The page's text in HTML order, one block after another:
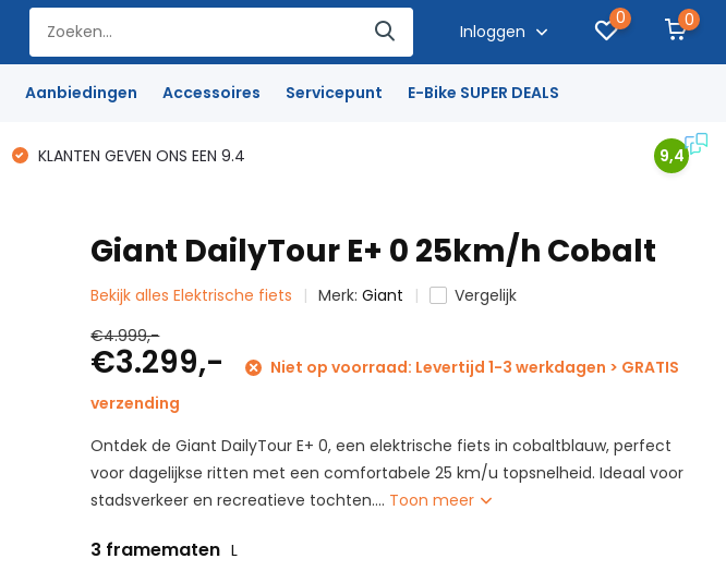
Inloggen
0 0
Aanbiedingen Accessoires Servicepunt E-Bike SUPER DEALS
KLANTEN GEVEN ONS EEN 9.4 9,4
Giant DailyTour E+ 0 25km/h Cobalt
Bekijk alles Elektrische fiets Merk:Giant
Vergelijk
€4.999,-
€3.299,-
Niet op voorraad: Levertijd 1-3 werkdagen > GRATIS
verzending
Ontdek de Giant DailyTour E+ 0, een elektrische fiets in cobaltblauw, perfect
voor dagelijkse ritten met een comfortabele 25 km/u topsnelheid. Ideaal voor
stadsverkeer en recreatieve tochten.... Toon meer
3 framematen L